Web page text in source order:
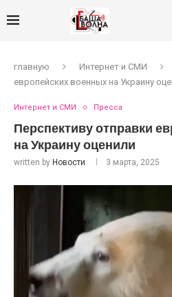
главную Интернет и СМИ
европейских военных на Украину
Интернет и СМИ Пресса
Перспективу отправки
на Украину оценили
written by Новости 3 марта, 2025